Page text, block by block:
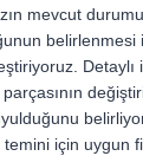
mevcut
belirlenmesi
Detaylı
parçasının
için uygun